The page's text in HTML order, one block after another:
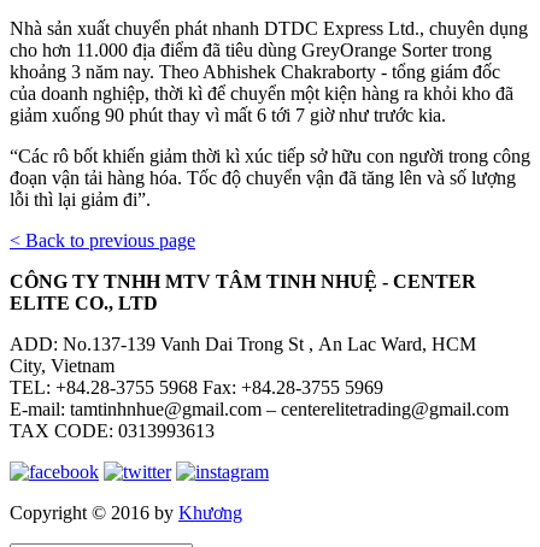
Nhà sản xuất chuyển phát nhanh DTDC Express Ltd., chuyên dụng
cho hơn 11.000 địa điểm đã tiêu dùng GreyOrange Sorter trong
khoảng 3 năm nay. Theo Abhishek Chakraborty - tổng giám đốc
của doanh nghiệp, thời kì để chuyển một kiện hàng ra khỏi kho đã
giảm xuống 90 phút thay vì mất 6 tới 7 giờ như trước kia.
“Các rô bốt khiến giảm thời kì xúc tiếp sở hữu con người trong công
đoạn vận tải hàng hóa. Tốc độ chuyển vận đã tăng lên và số lượng
lỗi thì lại giảm đi”.
< Back to previous page
CÔNG TY TNHH MTV TÂM TINH NHUỆ - CENTER
ELITE CO., LTD
ADD: No.137-139 Vanh Dai Trong St , An Lac Ward, HCM
City, Vietnam
TEL: +84.28-3755 5968 Fax: +84.28-3755 5969
E-mail: tamtinhnhue@gmail.com – centerelitetrading@gmail.com
TAX CODE: 0313993613
Copyright © 2016 by Khương